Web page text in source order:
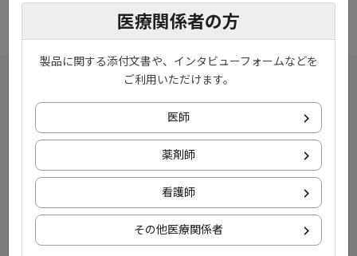
download ダウンロード
医療関係者の方
製品に関する添付文書や、インタビューフォームなどを
ご利用いただけます。
医師
薬剤師
看護師
その他医療関係者